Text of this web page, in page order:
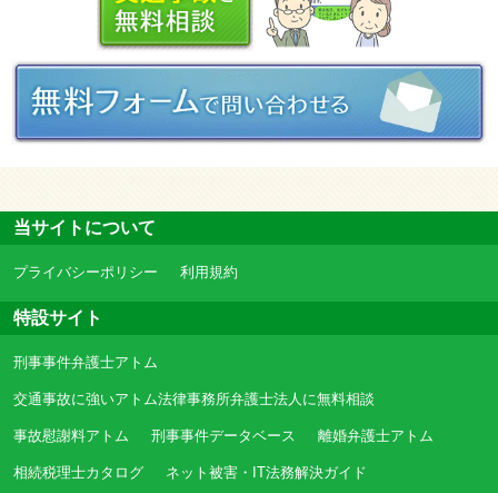
当サイトについて
プライバシーポリシー 利用規約
特設サイト
刑事事件弁護士アトム
交通事故に強いアトム法律事務所弁護士法人に無料相談
事故慰謝料アトム 刑事事件データベース 離婚弁護士アトム
相続税理士カタログ ネット被害・IT法務解決ガイド